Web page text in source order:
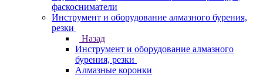
фаскосниматели
Инструмент и оборудование алмазного бурения,
резки
Назад
Инструмент и оборудование алмазного
бурения, резки
Алмазные коронки